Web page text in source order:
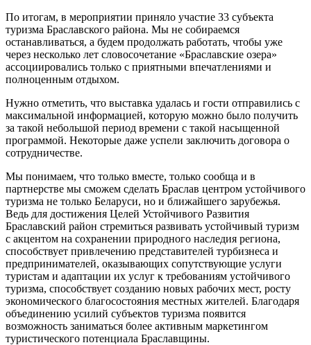
По итогам, в мероприятии приняло участие 33 субъекта
туризма Браславского района. Мы не собираемся
останавливаться, а будем продолжать работать, чтобы уже
через несколько лет словосочетание «Браславские озера»
ассоциировались только с приятными впечатлениями и
полноценным отдыхом.
Нужно отметить, что выставка удалась и гости отправились с
максимальной информацией, которую можно было получить
за такой небольшой период времени с такой насыщенной
программой. Некоторые даже успели заключить договора о
сотрудничестве.
Мы понимаем, что только вместе, только сообща и в
партнерстве мы сможем сделать Браслав центром устойчивого
туризма не только Беларуси, но и ближайшего зарубежья.
Ведь для достижения Целей Устойчивого Развития
Браславский район стремиться развивать устойчивый туризм
с акцентом на сохранении природного наследия региона,
способствует привлечению представителей турбизнеса и
предпринимателей, оказывающих сопутствующие услуги
туристам и адаптации их услуг к требованиям устойчивого
туризма, способствует созданию новых рабочих мест, росту
экономического благосостояния местных жителей. Благодаря
объединению усилий субъектов туризма появится
возможность заниматься более активным маркетингом
туристического потенциала Браславщины.